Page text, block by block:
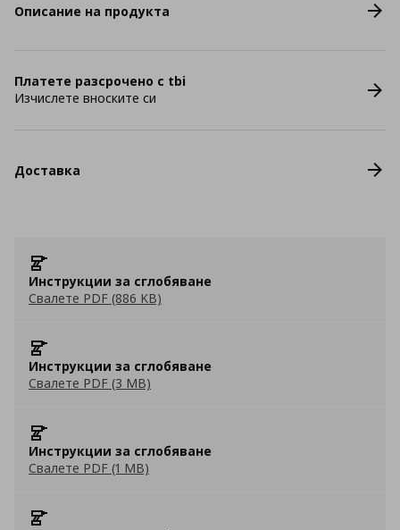
Описание на продукта
Платете разсрочено с tbi
Изчислете вноските си
Доставка
Инструкции за сглобяване
Свалете PDF (886 KB)
Инструкции за сглобяване
Свалете PDF (3 MB)
Инструкции за сглобяване
Свалете PDF (1 MB)